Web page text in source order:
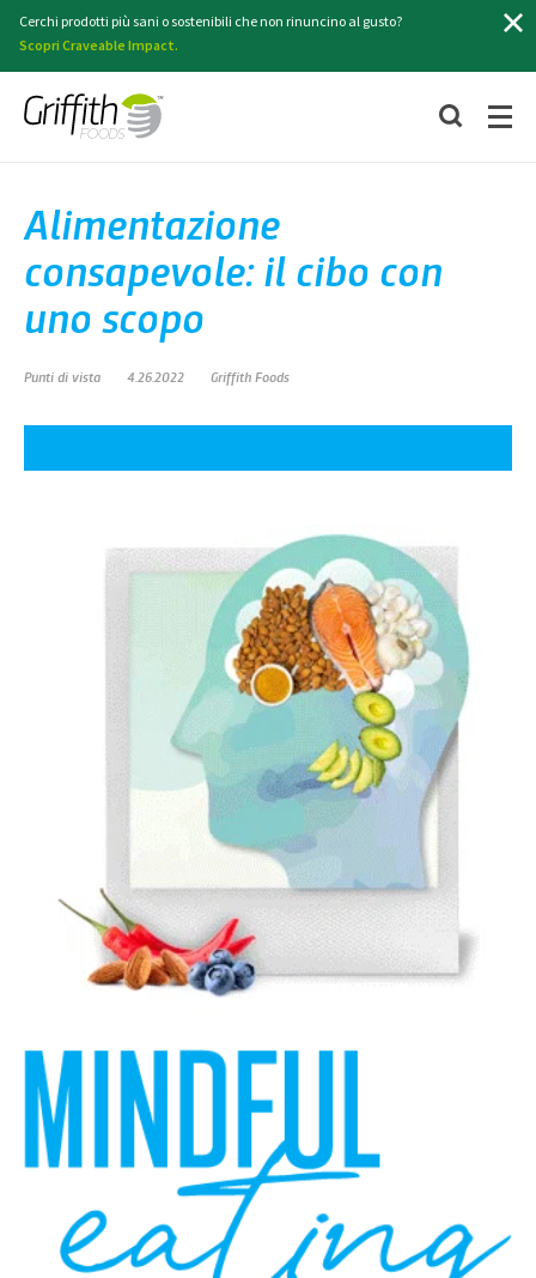
Cerchi prodotti più sani o sostenibili che non rinuncino al gusto?
Scopri Craveable Impact.
Alimentazione
consapevole: il cibo con
uno scopo
Punti di vista 4.26.2022 Griffith Foods